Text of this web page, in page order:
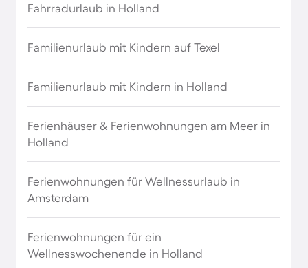
Kurzurlaub in Hessen
Kurzurlaub in Mecklenburg Vorpommern
Fahrradurlaub in Holland
Familienurlaub mit Kindern auf Texel
Familienurlaub mit Kindern in Holland
Ferienhäuser & Ferienwohnungen am Meer in
Holland
Ferienwohnungen für Wellnessurlaub in
Amsterdam
Ferienwohnungen für ein
Wellnesswochenende in Holland